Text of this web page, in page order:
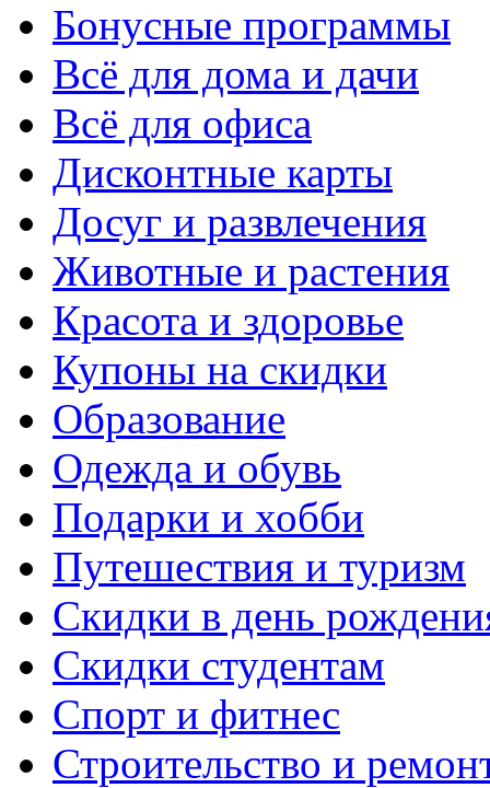
Бонусные программы
Всё для дома и дачи
Всё для офиса
Дисконтные карты
Досуг и развлечения
Животные и растения
Красота и здоровье
Купоны на скидки
Образование
Одежда и обувь
Подарки и хобби
Путешествия и туризм
Скидки в день
Скидки студентам
Спорт и фитнес
Строительство и